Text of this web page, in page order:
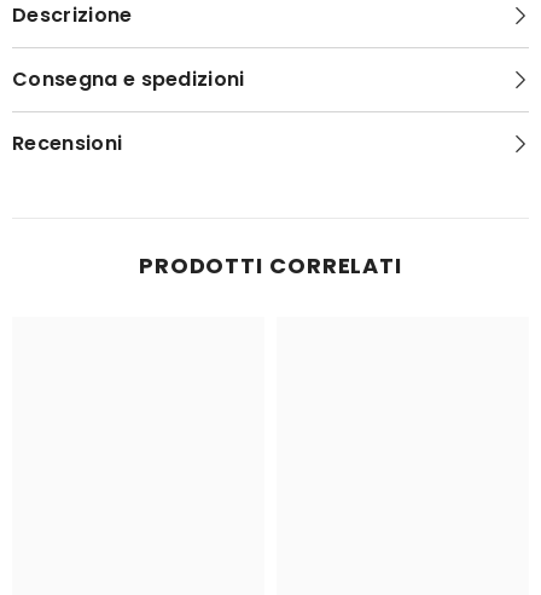
Descrizione
Consegna e spedizioni
Recensioni
PRODOTTI CORRELATI